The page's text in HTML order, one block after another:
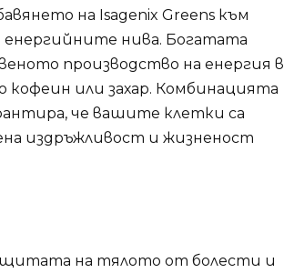
на Isagenix Greens към
енергийните нива. Богатата
производство на енергия в
кофеин или захар. Комбинацията
че вашите клетки са
издръжливост и жизненост
на тялото от болести и